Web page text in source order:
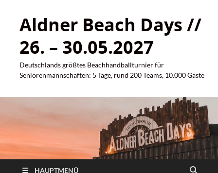
Aldner Beach Days //
26. – 30.05.2027
Deutschlands größtes Beachhandballturnier für
Seniorenmannschaften: 5 Tage, rund 200 Teams, 10.000 Gäste
HAUPTMENÜ